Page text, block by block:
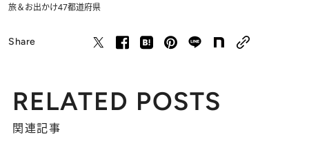
旅＆お出かけ47都道府県
Share
RELATED POSTS
関連記事